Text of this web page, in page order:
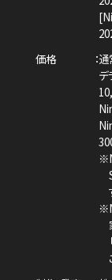
価格
通
デ